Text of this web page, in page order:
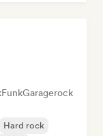
FunkGaragerock
Hard rock